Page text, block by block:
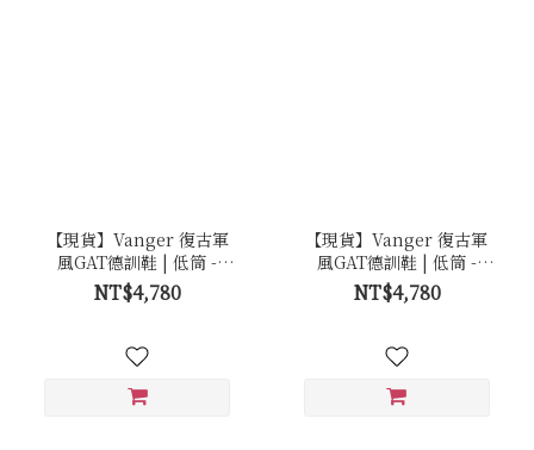
【現貨】Vanger 復古軍
風GAT德訓鞋 | 低筒 -
Ca003 砂岩白(膠底)
NT$4,780
【現貨】Vanger 復古軍
風GAT德訓鞋 | 低筒 -
Ca003 砂岩白(白底)
NT$4,780